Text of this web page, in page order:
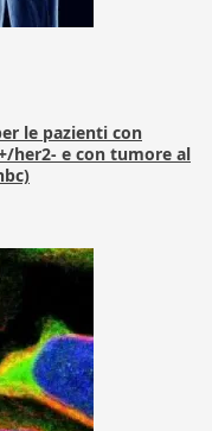
le pazienti con
her2- e con tumore al